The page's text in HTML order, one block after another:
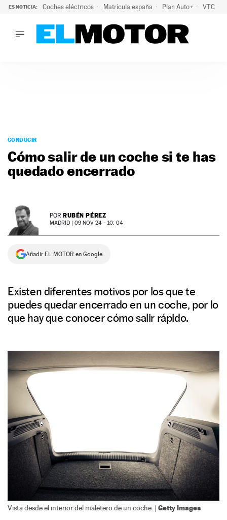
ES NOTICIA: Coches eléctricos Matrícula españa Plan Auto+ VTC
PODCAST
MOTOS
TECNOLOGÍA
SUPERCOCHES
PREMIOS
SERVICIOS
CONDUCIR
Cómo salir de un coche si te has
quedado encerrado
POR RUBÉN PÉREZ
MADRID | 09 NOV 24 - 10: 04
Añadir EL MOTOR en Google
Existen diferentes motivos por los que te
puedes quedar encerrado en un coche, por lo
que hay que conocer cómo salir rápido.
Vista desde el interior del maletero de un coche. | Getty Images